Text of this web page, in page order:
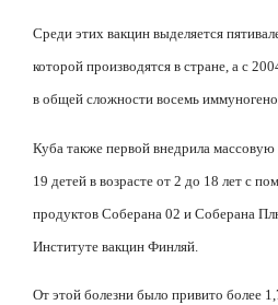
Среди этих вакцин выделяется
которой производятся в стране, а с
в общей сложности восемь
Куба также первой внедрила
19 детей в возрасте от 2 до 18 лет с
продуктов Соберана 02 и Соберана
Институте вакцин Финляй.
От этой болезни было привито более